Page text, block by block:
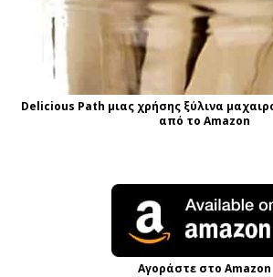
Delicious Path μιας χρήσης ξύλινα
από το Amazon
Αγοράστε στο Amazon